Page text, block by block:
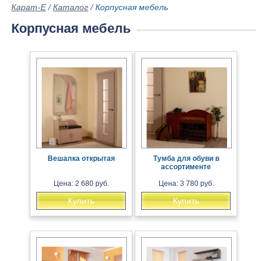
Карат-Е/Каталог /Корпусная мебель
Корпусная мебель
Вешалка открытая
Цена: 2 680 руб.
Купить
Тумба для обуви в
ассортименте
Цена: 3 780 руб.
Купить